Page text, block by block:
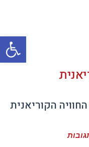
פתח
הקוריאנית
על